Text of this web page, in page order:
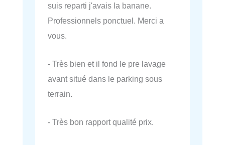
suis reparti j'avais la banane.
Professionnels ponctuel. Merci a
vous.
- Très bien et il fond le pre lavage
avant situé dans le parking sous
terrain.
- Très bon rapport qualité prix.